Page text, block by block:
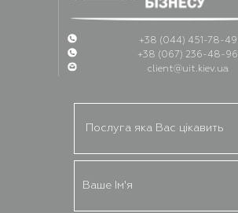
+38 (044) 451-78-49
+38 (067) 236-48-96
client@uit.kiev.ua